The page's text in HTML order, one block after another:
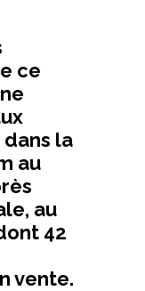
ce
la
au
au
42
vente.